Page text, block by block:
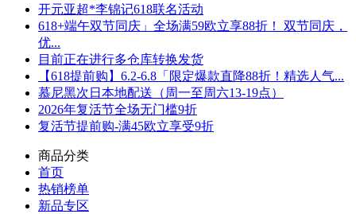
开元亚超*李锦记618联名活动
618+端午双节同庆」全场满59欧立享88折！ 双节同庆，
优...
目前正在进行多仓库转换发货
【618提前购】6.2-6.8「限定爆款直降88折！精选人气...
慕尼黑次日本地配送（周一至周六13-19点）
2026年复活节全场无门槛9折
复活节提前购-满45欧立享受9折
商品分类
首页
热销榜单
新品专区